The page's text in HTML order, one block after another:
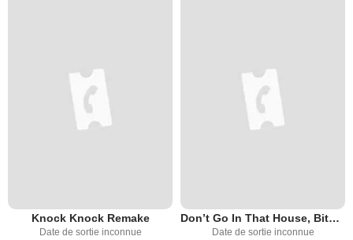
Knock Knock Remake
Date de sortie inconnue
Don’t Go In That House, Bitch!
Date de sortie inconnue